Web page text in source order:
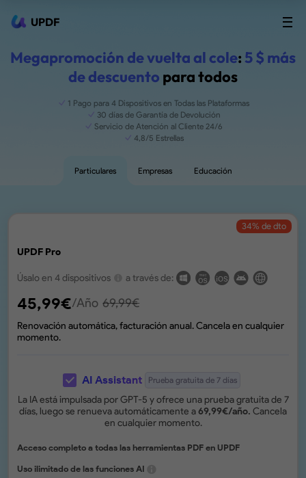
UPDF
Megapromoción de vuelta al cole: 5 $ más
de descuento para todos
1 Pago para 4 Dispositivos en Todas las Plataformas
30 días de Garantía de Devolución
Servicio de Atención al Cliente 24/6
4,8/5 Estrellas
Particulares Empresas Educación
UPDF Pro
34% de dto
Úsalo en 4 dispositivos a través de:
45,99€/Año 69,99€
Renovación automática, facturación anual. Cancela en cualquier
momento.
AI Assistant Prueba gratuita de 7 días
La IA está impulsada por GPT-5 y ofrece una prueba gratuita de 7
días, luego se renueva automáticamente a69,99€/año. Cancela
en cualquier momento.
Acceso completo a todas las herramientas PDF en UPDF
Uso ilimitado de las funciones AI